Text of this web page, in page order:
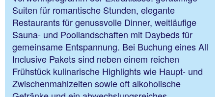
Suiten für romantische Stunden, elegante
Restaurants für genussvolle Dinner, weitläufige
Sauna- und Poollandschaften mit Daybeds für
gemeinsame Entspannung. Bei Buchung eines All
Inclusive Pakets sind neben einem reichen
Frühstück kulinarische Highlights wie Haupt- und
Zwischenmahlzeiten sowie oft alkoholische